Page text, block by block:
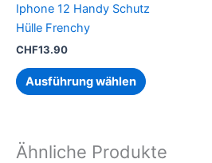
Iphone 12 Handy Schutz
Hülle Frenchy
CHF13.90
Ausführung wählen
der
werden
Ähnliche Produkte